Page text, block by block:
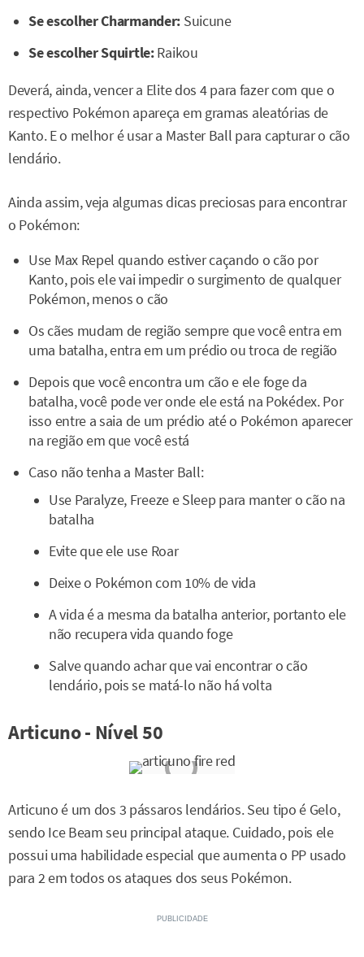
Se escolher Charmander: Suicune
Se escolher Squirtle:Raikou
Deverá, ainda, vencer a Elite dos 4 para fazer com que o
respectivo Pokémon apareça em gramas aleatórias de
Kanto. E o melhor é usar a Master Ball para capturar o cão
lendário.
Ainda assim, veja algumas dicas preciosas para encontrar
o Pokémon:
Use Max Repel quando estiver caçando o cão por
Kanto, pois ele vai impedir o surgimento de qualquer
Pokémon, menos o cão
Os cães mudam de região sempre que você entra em
uma batalha, entra em um prédio ou troca de região
Depois que você encontra um cão e ele foge da
batalha, você pode ver onde ele está na Pokédex. Por
isso entre a saia de um prédio até o Pokémon aparecer
na região em que você está
Caso não tenha a Master Ball:
Use Paralyze, Freeze e Sleep para manter o cão na
batalha
Evite que ele use Roar
Deixe o Pokémon com 10% de vida
A vida é a mesma da batalha anterior, portanto ele
não recupera vida quando foge
Salve quando achar que vai encontrar o cão
lendário, pois se matá-lo não há volta
Articuno - Nível 50
Articuno é um dos 3 pássaros lendários. Seu tipo é Gelo,
sendo Ice Beam seu principal ataque. Cuidado, pois ele
possui uma habilidade especial que aumenta o PP usado
para 2 em todos os ataques dos seus Pokémon.